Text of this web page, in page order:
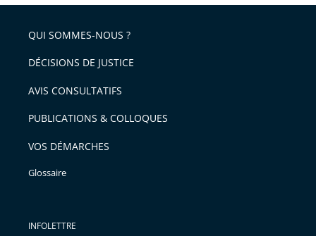
QUI SOMMES-NOUS ?
DÉCISIONS DE JUSTICE
AVIS CONSULTATIFS
PUBLICATIONS & COLLOQUES
VOS DÉMARCHES
Glossaire
INFOLETTRE